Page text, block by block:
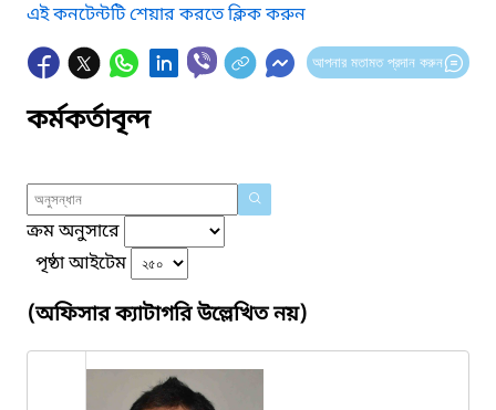
এই কনটেন্টটি শেয়ার করতে ক্লিক করুন
আপনার মতামত প্রদান করুন
কর্মকর্তাবৃন্দ
ক্রম অনুসারে
পৃষ্ঠা আইটেম
(অফিসার ক্যাটাগরি উল্লেখিত নয়)